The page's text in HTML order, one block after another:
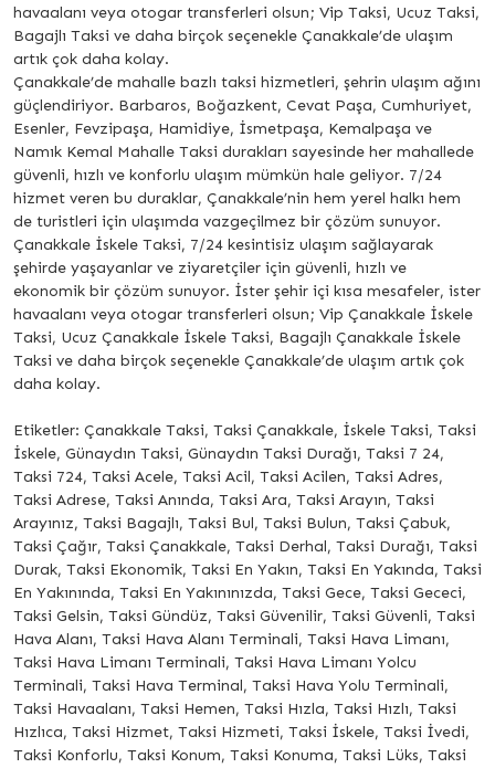
havaalanı veya otogar transferleri olsun; Vip Taksi, Ucuz Taksi,
Bagajlı Taksi ve daha birçok seçenekle Çanakkale’de ulaşım
artık çok daha kolay.
Çanakkale’de mahalle bazlı taksi hizmetleri, şehrin ulaşım ağını
güçlendiriyor. Barbaros, Boğazkent, Cevat Paşa, Cumhuriyet,
Esenler, Fevzipaşa, Hamidiye, İsmetpaşa, Kemalpaşa ve
Namık Kemal Mahalle Taksi durakları sayesinde her mahallede
güvenli, hızlı ve konforlu ulaşım mümkün hale geliyor. 7/24
hizmet veren bu duraklar, Çanakkale’nin hem yerel halkı hem
de turistleri için ulaşımda vazgeçilmez bir çözüm sunuyor.
Çanakkale İskele Taksi, 7/24 kesintisiz ulaşım sağlayarak
şehirde yaşayanlar ve ziyaretçiler için güvenli, hızlı ve
ekonomik bir çözüm sunuyor. İster şehir içi kısa mesafeler, ister
havaalanı veya otogar transferleri olsun; Vip Çanakkale İskele
Taksi, Ucuz Çanakkale İskele Taksi, Bagajlı Çanakkale İskele
Taksi ve daha birçok seçenekle Çanakkale’de ulaşım artık çok
daha kolay.
Etiketler: Çanakkale Taksi, Taksi Çanakkale, İskele Taksi, Taksi
İskele, Günaydın Taksi, Günaydın Taksi Durağı, Taksi 7 24,
Taksi 724, Taksi Acele, Taksi Acil, Taksi Acilen, Taksi Adres,
Taksi Adrese, Taksi Anında, Taksi Ara, Taksi Arayın, Taksi
Arayınız, Taksi Bagajlı, Taksi Bul, Taksi Bulun, Taksi Çabuk,
Taksi Çağır, Taksi Çanakkale, Taksi Derhal, Taksi Durağı, Taksi
Durak, Taksi Ekonomik, Taksi En Yakın, Taksi En Yakında, Taksi
En Yakınında, Taksi En Yakınınızda, Taksi Gece, Taksi Gececi,
Taksi Gelsin, Taksi Gündüz, Taksi Güvenilir, Taksi Güvenli, Taksi
Hava Alanı, Taksi Hava Alanı Terminali, Taksi Hava Limanı,
Taksi Hava Limanı Terminali, Taksi Hava Limanı Yolcu
Terminali, Taksi Hava Terminal, Taksi Hava Yolu Terminali,
Taksi Havaalanı, Taksi Hemen, Taksi Hızla, Taksi Hızlı, Taksi
Hızlıca, Taksi Hizmet, Taksi Hizmeti, Taksi İskele, Taksi İvedi,
Taksi Konforlu, Taksi Konum, Taksi Konuma, Taksi Lüks, Taksi